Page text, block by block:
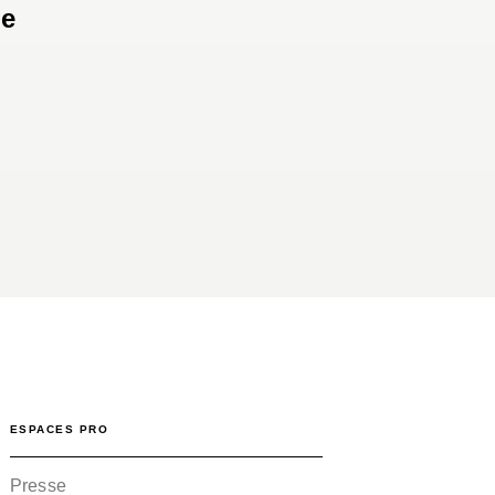
ESPACES PRO
Presse